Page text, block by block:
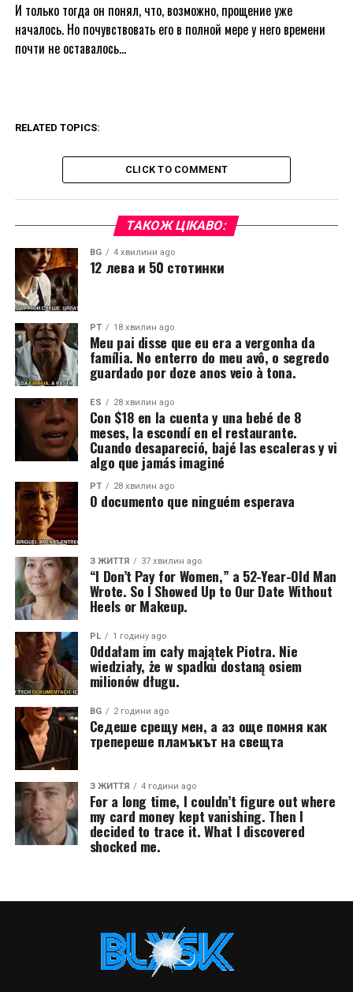
И только тогда он понял, что, возможно, прощение уже
началось. Но почувствовать его в полной мере у него времени
почти не оставалось…
RELATED TOPICS:
CLICK TO COMMENT
ТАКОЖ ЦІКАВО:
BG 4 хвилини ago
12 лева и 50 стотинки
PT 18 хвилин ago
Meu pai disse que eu era a vergonha da
família. No enterro do meu avô, o segredo
guardado por doze anos veio à tona.
ES 28 хвилин ago
Con $18 en la cuenta y una bebé de 8
meses, la escondí en el restaurante.
Cuando desapareció, bajé las escaleras y vi
algo que jamás imaginé
PT 28 хвилин ago
O documento que ninguém esperava
З ЖИТТЯ 37 хвилин ago
“I Don’t Pay for Women,” a 52-Year-Old Man
Wrote. So I Showed Up to Our Date Without
Heels or Makeup.
PL 1 годину ago
Oddałam im cały majątek Piotra. Nie
wiedziały, że w spadku dostaną osiem
milionów długu.
BG 2 години ago
Седеше срещу мен, а аз още помня как
трепереше пламъкът на свещта
З ЖИТТЯ 4 години ago
For a long time, I couldn’t figure out where
my card money kept vanishing. Then I
decided to trace it. What I discovered
shocked me.